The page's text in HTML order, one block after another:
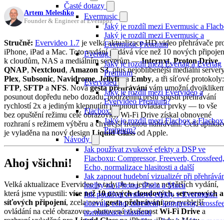
Časté dotazy
Evermusic
Jaký je rozdíl mezi Evermusic a
Jaký je rozdíl mezi Evermusic a
Evermusic Premium
Evertag
Jaký je rozdíl mezi Evertag a Evertag
Premium
Evervideo
Jaký je rozdíl mezi Evervideo a
Evervideo Premium?
Flacbox
Jaký je rozdíl mezi Flacbox a Flacbox
Premium?
Návody
Jak používat zvukové efekty a DSP ve
Flacboxu: Compressor, Freeverb, Crossfeed,
Echo, normalizace hlasitosti a další
Jak zapnout hudební vizualizér při
hudby na iPhonu, iPadu a Macu
Jak používat zvukové efekty v Evermusic:
dozvuk, echo, zkreslení, kompresor,
normalizace hlasitosti
Artem Meleshko
Founder & Engineer at Everappz
Stručně: Evervideo 1.7 je velká aktualizace HD video přehrávače
iPhone, iPad a Mac. Toto vydání přidává více než 10 nových
k cloudům, NAS a mediálním serverům —Internxt,Proton Drive,
QNAP, Nextcloud, Amazon S3, plus nejoblíbenější mediální
Plex, Subsonic, Navidrome, JellyfinaEmby, a tři síťové protokoly:
FTP, SFTP a NFS. Novágesta přehrávánívám umožní
posunout dopředu nebo dozadu, podržením prstu spustit přehrávání
rychlostí 2x a jediným klepnutím přepnout ovládací prvky — to vše
bez opuštění režimu celé obrazovky. Wi-Fi Drive získal obnovené
rozhraní s režimem výběru a chytřejší frontou nahrávání. Celá
je vyladěna na nový design Liquid Glassod Apple.
Ahoj všichni!
Velká aktualizace Evervideo je tady. Je to jedno z největších vydání,
která jsme vypustili: více než 10 nových cloudových, serverových a
síťových připojení, zcela novágesta přehrávánípro rychlejší
ovládání na celé obrazovce, obnovená zkušenost Wi-Fi Drive a